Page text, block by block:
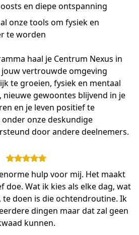
en diepe ontspanning
onze tools om fysiek en
te worden
haal je Centrum Nexus in
vertrouwde omgeving
te groeien, fysiek en mentaal
gewoontes blijvend in je
en je leven positief te
onze deskundige
door andere deelnemers.
hulp voor mij. Het maakt
doe. Wat ik kies als elke dag, wat
doen is die ochtendroutine. Ik
dingen maar dat zal geen
kunnen.